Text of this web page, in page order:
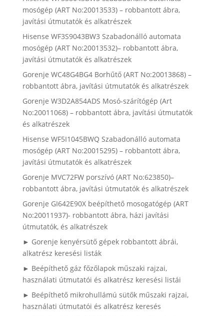
mosógép (ART No:20013533) – robbantott ábra,
javítási útmutatók és alkatrészek
Hisense WF3S9043BW3 Szabadonálló automata
mosógép (ART No:20013532)– robbantott ábra,
javítási útmutatók és alkatrészek
Gorenje WC48G4BG4 Borhűtő (ART No:20013868) –
robbantott ábra, javítási útmutatók és alkatrészek
Gorenje W3D2A854ADS Mosó-szárítógép (Art
No:20011068) – robbantott ábra, javítási útmutatók
és alkatrészek
Hisense WF5I1045BWQ Szabadonálló automata
mosógép (ART No:20015295) – robbantott ábra,
javítási útmutatók és alkatrészek
Gorenje MVC72FW porszívó (ART No:623850)–
robbantott ábra, javítási útmutatók és alkatrészek
Gorenje GI642E90X beépíthető mosogatógép (ART
No:20011937)- robbantott ábra, házi javítási
útmutatók, és alkatrészek
► Gorenje kenyérsütő gépek robbantott ábrái,
alkatrész keresési listák
► Beépíthető gáz főzőlapok műszaki rajzai,
használati útmutatói és alkatrész keresési listái
► Beépíthető mikrohullámú sütők műszaki rajzai,
használati útmutatói és alkatrész keresés